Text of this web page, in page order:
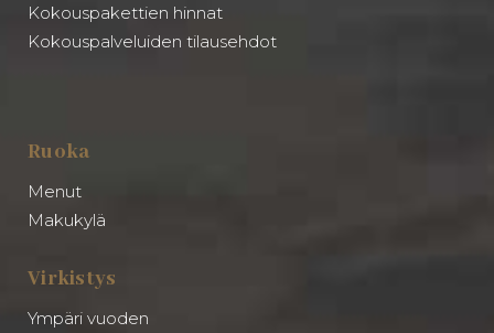
Kokouspakettien hinnat
Kokouspalveluiden tilausehdot
Ruoka
Menut
Makukylä
Virkistys
Ympäri vuoden